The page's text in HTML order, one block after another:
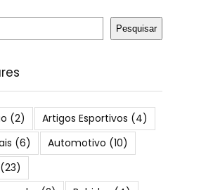
Pesquisar
(2) Artigos Esportivos (4)
(6) Automotivo (10)
(23)